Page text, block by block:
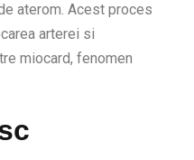
aterom. Acest proces
arterei si
miocard, fenomen